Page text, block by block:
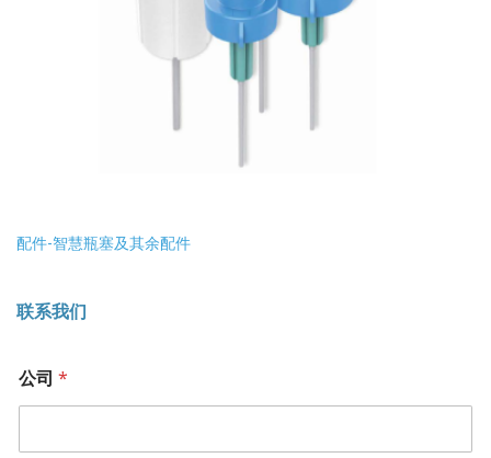
配件-智慧瓶塞及其余配件
联系我们
公司 *